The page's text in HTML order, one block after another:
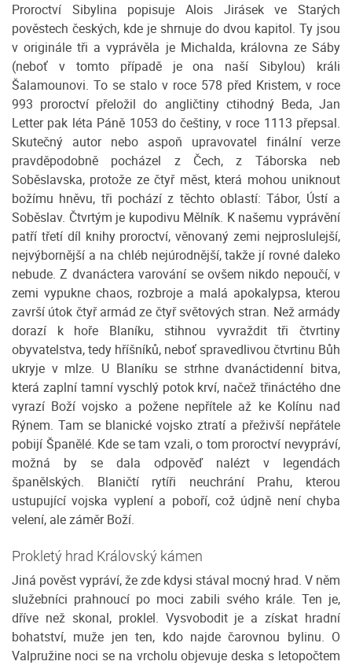
Proroctví Sibylina popisuje Alois Jirásek ve Starých
pověstech českých, kde je shrnuje do dvou kapitol. Ty jsou
v originále tři a vyprávěla je Michalda, královna ze Sáby
(neboť v tomto případě je ona naší Sibylou) králi
Šalamounovi. To se stalo v roce 578 před Kristem, v roce
993 proroctví přeložil do angličtiny ctihodný Beda, Jan
Letter pak léta Páně 1053 do češtiny, v roce 1113 přepsal.
Skutečný autor nebo aspoň upravovatel finální verze
pravděpodobně pocházel z Čech, z Táborska neb
Soběslavska, protože ze čtyř měst, která mohou uniknout
božímu hněvu, tři pochází z těchto oblastí: Tábor, Ústí a
Soběslav. Čtvrtým je kupodivu Mělník. K našemu vyprávění
patří třetí díl knihy proroctví, věnovaný zemi nejproslulejší,
nejvýbornější a na chléb nejúrodnější, takže jí rovné daleko
nebude. Z dvanáctera varování se ovšem nikdo nepoučí, v
zemi vypukne chaos, rozbroje a malá apokalypsa, kterou
završí útok čtyř armád ze čtyř světových stran. Než armády
dorazí k hoře Blaníku, stihnou vyvraždit tři čtvrtiny
obyvatelstva, tedy hříšníků, neboť spravedlivou čtvrtinu Bůh
ukryje v mlze. U Blaníku se strhne dvanáctidenní bitva,
která zaplní tamní vyschlý potok krví, načež třináctého dne
vyrazí Boží vojsko a požene nepřítele až ke Kolínu nad
Rýnem. Tam se blanické vojsko ztratí a přeživší nepřátele
pobijí Španělé. Kde se tam vzali, o tom proroctví nevypráví,
možná by se dala odpověď nalézt v legendách
španělských. Blaničtí rytíři neuchrání Prahu, kterou
ustupující vojska vyplení a poboří, což údjně není chyba
velení, ale záměr Boží.
Prokletý hrad Královský kámen
Jiná pověst vypráví, že zde kdysi stával mocný hrad. V něm
služebníci prahnoucí po moci zabili svého krále. Ten je,
dříve než skonal, proklel. Vysvobodit je a získat hradní
bohatství, muže jen ten, kdo najde čarovnou bylinu. O
Valpružine noci se na vrcholu objevuje deska s letopočtem